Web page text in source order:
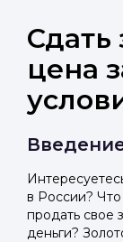
Сдать
цена
в России?
продать свое
деньги?